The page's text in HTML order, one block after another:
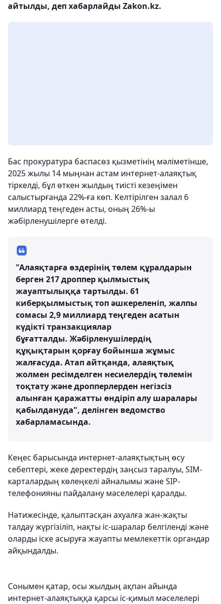
айтылды, деп хабарлайды Zakon.kz.
Бас прокуратура баспасөз қызметінің мәліметінше,
2025 жылы 14 мыңнан астам интернет-алаяқтық
тіркелді, бұл өткен жылдың тиісті кезеңімен
салыстырғанда 22%-ға көп. Келтірілген залал 6
миллиард теңгеден асты, оның 26%-ы
жәбірленушілерге өтелді.
"Алаяқтарға өздерінің төлем құралдарын
берген 217 дроппер қылмыстық
жауаптылыққа тартылды. 61
киберқылмыстық топ әшкереленіп, жалпы
сомасы 2,9 миллиард теңгеден асатын
күдікті транзакциялар
бұғатталды. Жәбірленушілердің
құқықтарын қорғау бойынша жұмыс
жалғасуда. Атап айтқанда, алаяқтық
жолмен ресімделген несиелердің төлемін
тоқтату және дропперлерден негізсіз
алынған қаражатты өндіріп алу шаралары
қабылдануда", делінген ведомство
хабарламасында.
Кеңес барысында интернет-алаяқтықтың өсу
себептері, жеке деректердің заңсыз таралуы, SIM-
карталардың көлеңкелі айналымы және SIP-
телефонияны пайдалану мәселелері қаралды.
Нәтижесінде, қалыптасқан ахуалға жан-жақты
талдау жүргізіліп, нақты іс-шаралар белгіленді және
оларды іске асыруға жауапты мемлекеттік органдар
айқындалды.
Сонымен қатар, осы жылдың ақпан айында
интернет-алаяқтыққа қарсы іс-қимыл мәселелері